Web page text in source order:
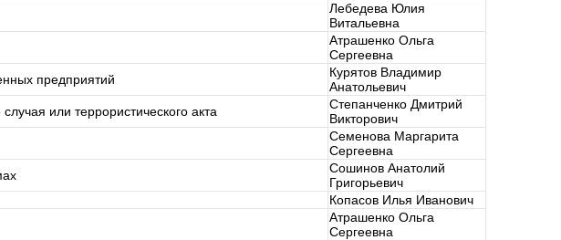
Лебедева Юлия
Витальевна
Атрашенко Ольга
Сергеевна
предприятий
Курятов Владимир
Анатольевич
или террористического акта
Степанченко Дмитрий
Викторович
Семенова Маргарита
Сергеевна
Сошинов Анатолий
Григорьевич
Копасов Илья Иванович
Атрашенко Ольга
Сергеевна